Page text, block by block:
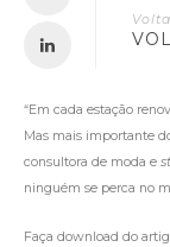
“Em cada estação
Mas mais importante
consultora de moda e
ninguém se perca no
Faça download do